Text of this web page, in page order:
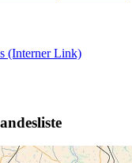
(Interner Link)